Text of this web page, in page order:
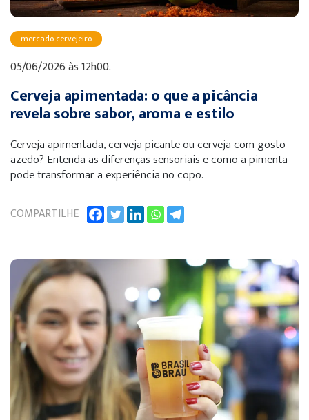
mercado cervejeiro
05/06/2026 às 12h00.
Cerveja apimentada: o que a picância
revela sobre sabor, aroma e estilo
Cerveja apimentada, cerveja picante ou cerveja com gosto
azedo? Entenda as diferenças sensoriais e como a pimenta
pode transformar a experiência no copo.
COMPARTILHE